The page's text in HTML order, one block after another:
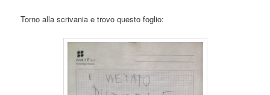
Torno alla scrivania e trovo questo foglio: